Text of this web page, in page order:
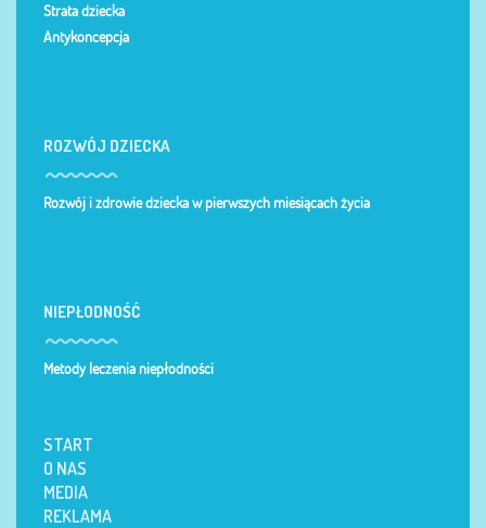
Strata dziecka
Antykoncepcja
ROZWÓJ DZIECKA
Rozwój i zdrowie dziecka w pierwszych miesiącach życia
NIEPŁODNOŚĆ
Metody leczenia niepłodności
START
O NAS
MEDIA
REKLAMA